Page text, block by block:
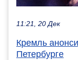
11:21, 20 Дек
Кремль
Петербурге